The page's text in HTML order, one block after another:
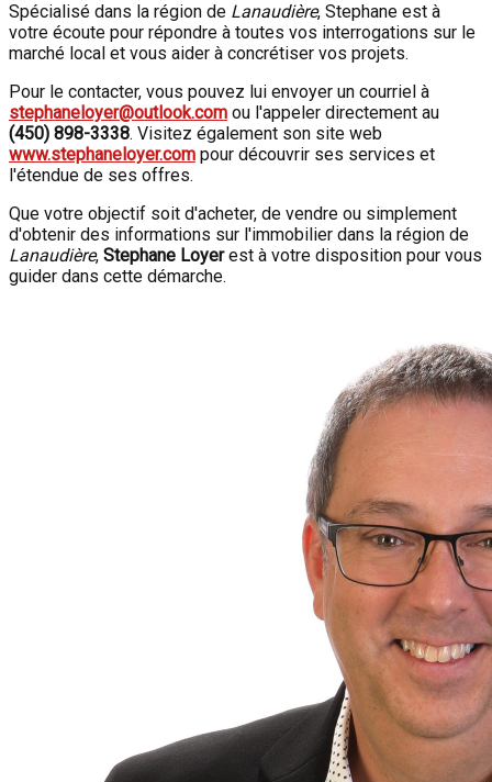
Spécialisé dans la région de Lanaudière, Stephane est à
votre écoute pour répondre à toutes vos interrogations sur le
marché local et vous aider à concrétiser vos projets.
Pour le contacter, vous pouvez lui envoyer un courriel à
stephaneloyer@outlook.com ou l'appeler directement au
(450) 898-3338. Visitez également son site web
www.stephaneloyer.com pour découvrir ses services et
l'étendue de ses offres.
Que votre objectif soit d'acheter, de vendre ou simplement
d'obtenir des informations sur l'immobilier dans la région de
Lanaudière, Stephane Loyerest à votre disposition pour vous
guider dans cette démarche.